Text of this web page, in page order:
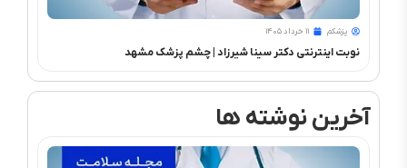
پزشکم ۱۱ خرداد ۱۴۰۵
نوبت اینترنتی دکتر سینا شیرزاد | چشم‌ پزشک مشهد
آخرین نوشته ها